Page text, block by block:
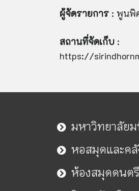
ผู้จัดรายการ : พูนพิ
สถานที่จัดเก็บ :
https://
มหาวิทยาลัย
หอสมุดและค
ห้องสมุดดนต